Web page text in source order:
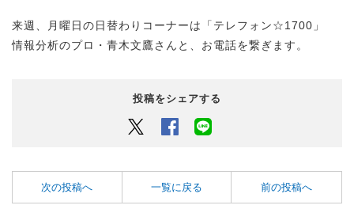
来週、月曜日の日替わりコーナーは「テレフォン☆1700」
情報分析のプロ・青木文鷹さんと、お電話を繋ぎます。
投稿をシェアする
Twitter Facebook
次の投稿へ 一覧に戻る 前の投稿へ